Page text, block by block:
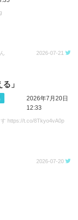
2026-07-21
」
2026年7月20日
12:33
https://t.co/8Tkyo4vA0p
2026-07-20